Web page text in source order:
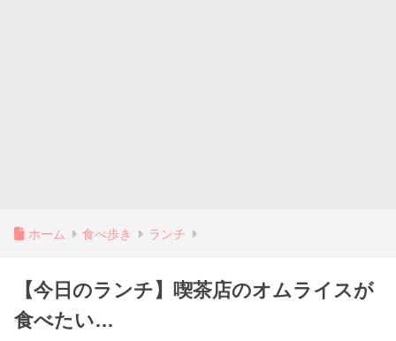
ホーム 食べ歩き ランチ
【今日のランチ】喫茶店のオムライスが
食べたい…